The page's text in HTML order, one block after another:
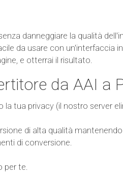
danneggiare la qualità
da usare con un'interfaccia
e otterrai il risultato.
da AAI a
tua privacy (il nostro server
di alta qualità
di conversione.
per te.